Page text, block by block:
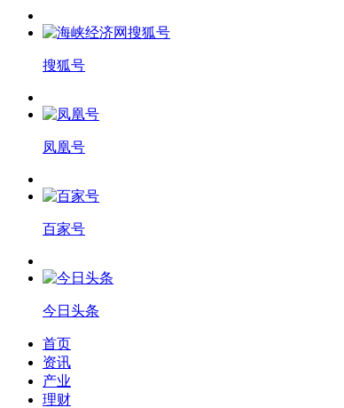
搜狐号
凤凰号
百家号
今日头条
首页
资讯
产业
理财